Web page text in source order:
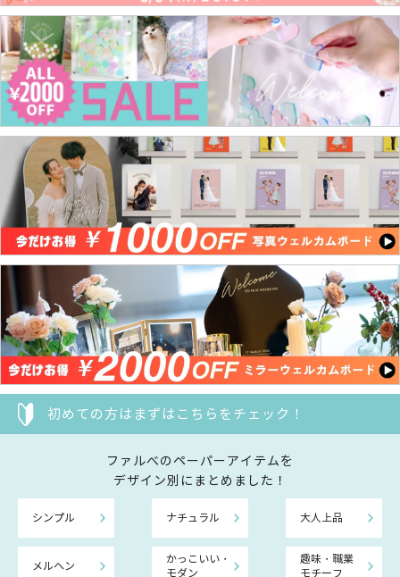
初めての方はまずはこちらをチェック！
ファルべのペーパーアイテムを
デザイン別にまとめました！
シンプル ナチュラル 大人上品
メルヘン
かっこいい・
モダン
趣味・職業
モチーフ